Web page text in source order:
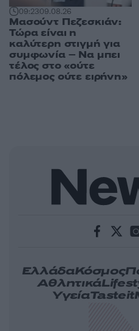
09:2309.08.26
Μασούντ Πεζεσκιάν:
Τώρα είναι η
καλύτερη στιγμή για
συμφωνία – Να μπει
τέλος στο «ούτε
πόλεμος ούτε ειρήνη»
ΕλλάδαΚόσμος
Αθλητικά
ΥγείαTasteit